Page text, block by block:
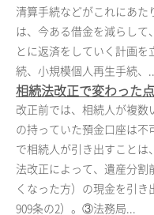
清算手続などがこれにあた
は、今ある借金を減らして
とに返済をしていく計画
続、小規模個人再生手続、
相続法改正で変わった
改正前では、相続人が複数
の持っていた預金口座は不
で相続人が引き出すこと
法改正によって、遺産分
くなった方）の現金を引
909条の2）。③法務局...